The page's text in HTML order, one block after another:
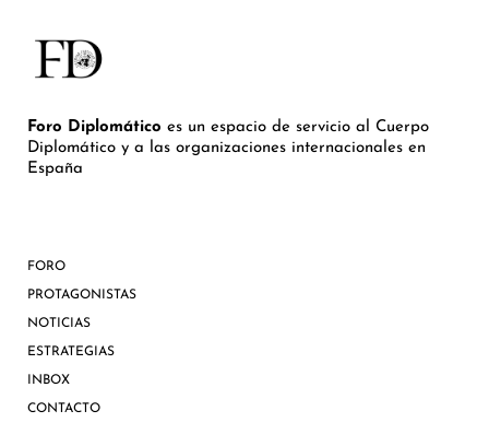
Foro Diplomático es un espacio de servicio al Cuerpo
Diplomático y a las organizaciones internacionales en
España
FORO
PROTAGONISTAS
NOTICIAS
ESTRATEGIAS
INBOX
CONTACTO